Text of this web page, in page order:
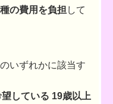
の費用を負担 して
いずれかに該当す
望している 19歳以上